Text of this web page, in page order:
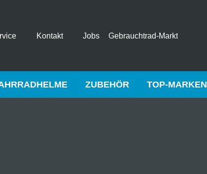
Kontakt Jobs Gebrauchtrad-Markt
ZUBEHÖR TOP-MARKEN